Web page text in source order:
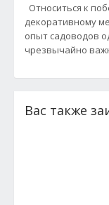
Относиться к
декоративному
опыт садоводов
чрезвычайно
Вас также